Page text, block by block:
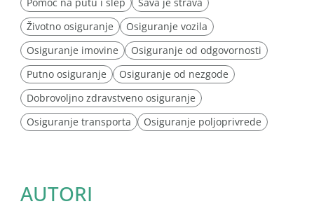
Životno osiguranje
Osiguranje vozila
Osiguranje imovine
Osiguranje od odgovornosti
Putno osiguranje
Osiguranje od nezgode
Dobrovoljno zdravstveno osiguranje
Osiguranje transporta
Osiguranje poljoprivrede
AUTORI